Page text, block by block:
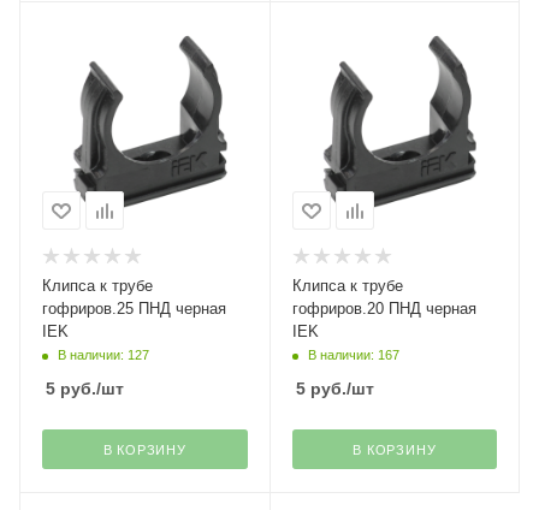
Клипса к трубе
гофриров.25 ПНД черная
IEK
В наличии: 127
5 руб./шт
В КОРЗИНУ
Клипса к трубе
гофриров.20 ПНД черная
IEK
В наличии: 167
5руб./шт
В КОРЗИНУ